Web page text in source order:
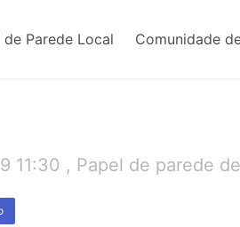
de Parede Local Comunidade
11:30 , Papel de parede